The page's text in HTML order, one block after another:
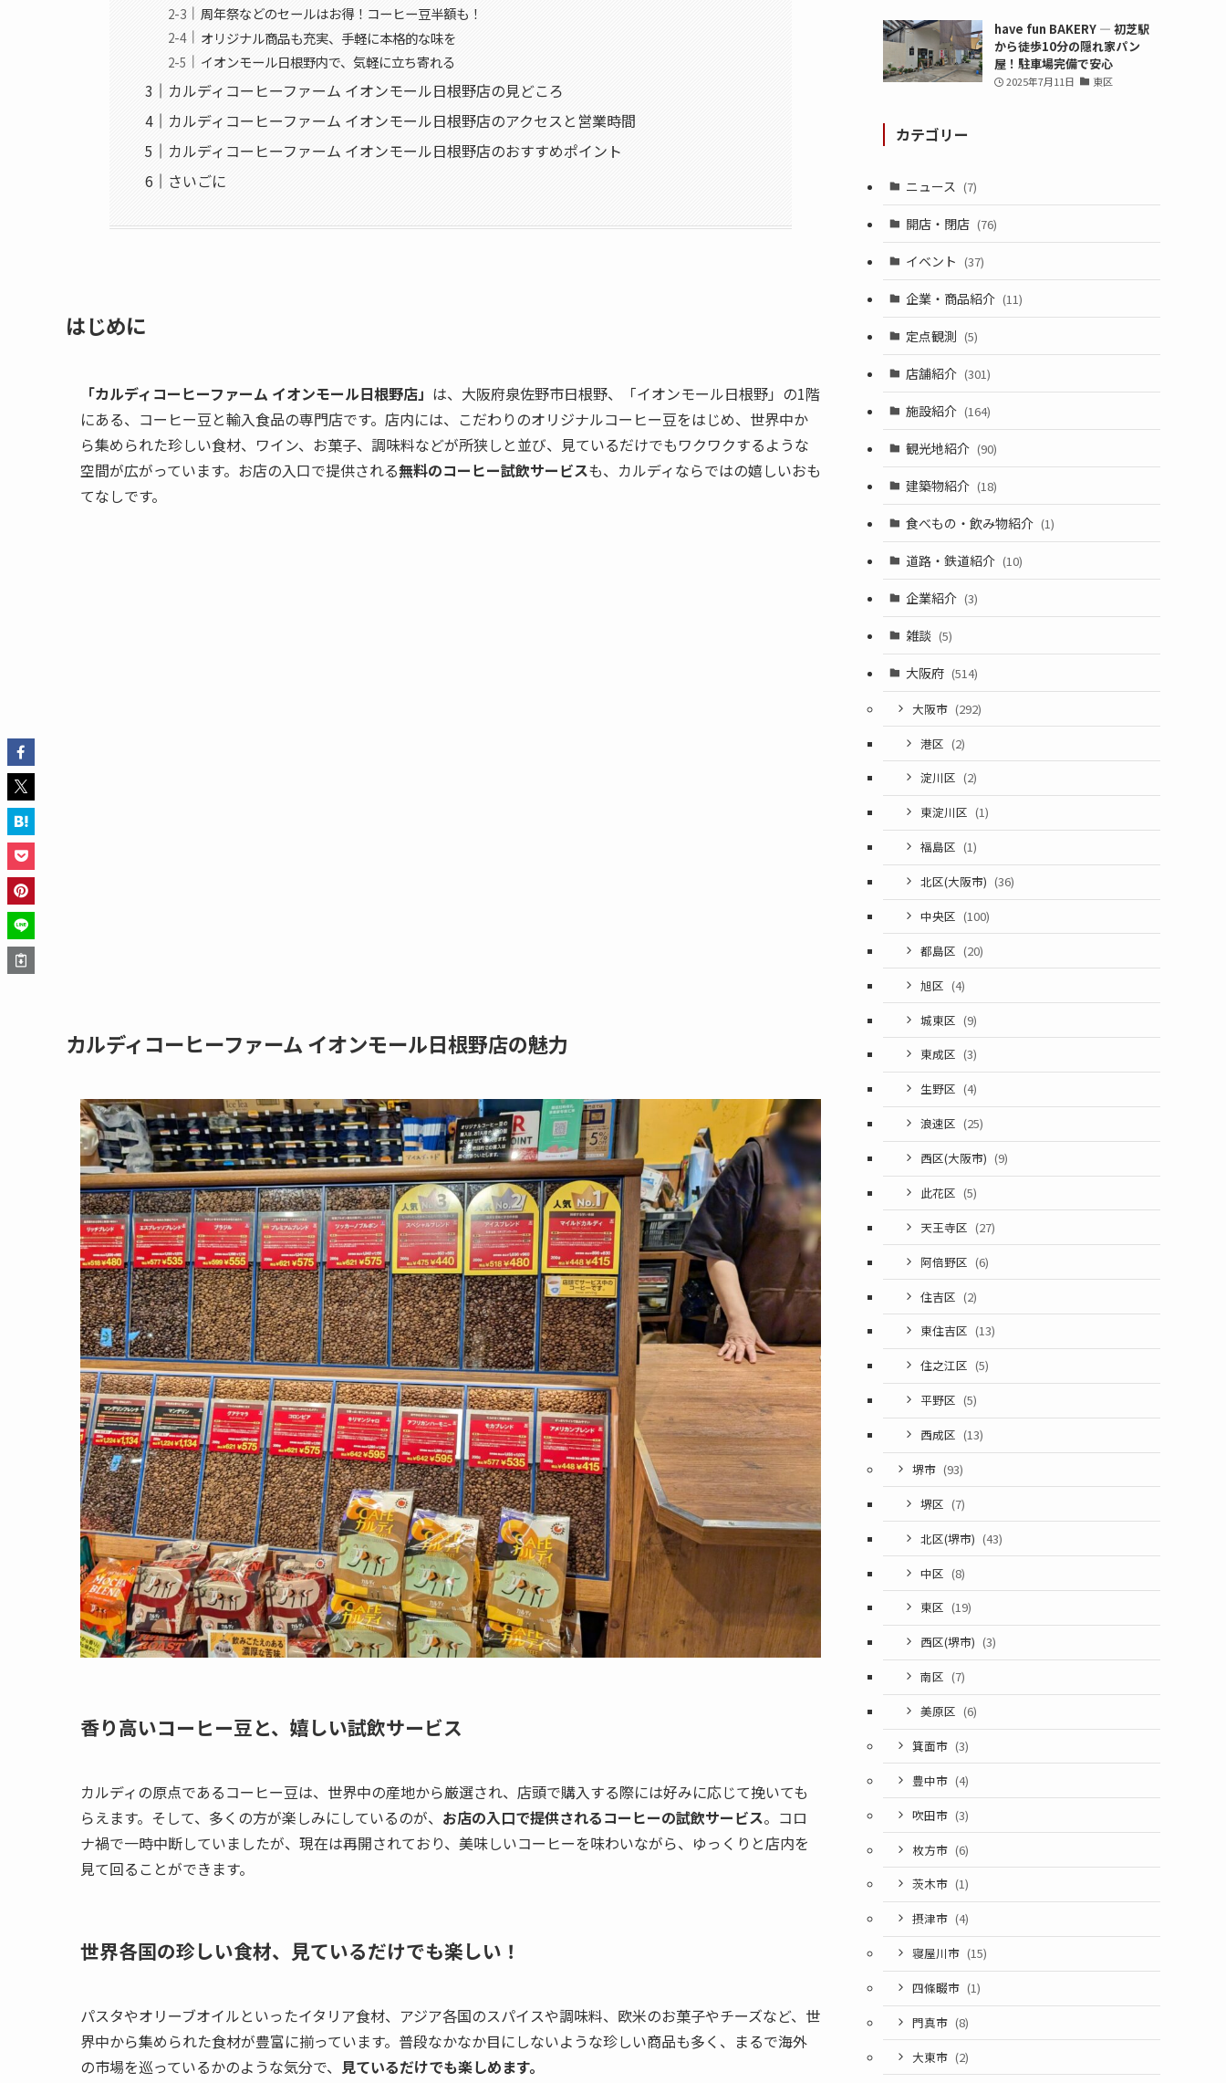
周年祭などのセールはお得！コーヒー豆半額も！
オリジナル商品も充実、手軽に本格的な味を
イオンモール日根野内で、気軽に立ち寄れる
カルディコーヒーファーム イオンモール日根野店の見どころ
カルディコーヒーファーム イオンモール日根野店のアクセスと営業時間
カルディコーヒーファーム イオンモール日根野店のおすすめポイント
さいごに
はじめに
「カルディコーヒーファーム イオンモール日根野店」 は、大阪府泉佐野市日根野、「イオンモール日根野」の1階
にある、コーヒー豆と輸入食品の専門店です。店内には、こだわりのオリジナルコーヒー豆をはじめ、世界中か
ら集められた珍しい食材、ワイン、お菓子、調味料などが所狭しと並び、見ているだけでもワクワクするような
空間が広がっています。お店の入口で提供される無料のコーヒー試飲サービスも、カルディならではの嬉しいおも
てなしです。
カルディコーヒーファーム イオンモール日根野店の魅力
香り高いコーヒー豆と、嬉しい試飲サービス
カルディの原点であるコーヒー豆は、世界中の産地から厳選され、店頭で購入する際には好みに応じて挽いても
らえます。そして、多くの方が楽しみにしているのが、 お店の入口で提供されるコーヒーの試飲サービス。コロ
ナ禍で一時中断していましたが、現在は再開されており、美味しいコーヒーを味わいながら、ゆっくりと店内を
見て回ることができます。
世界各国の珍しい食材、見ているだけでも楽しい！
パスタやオリーブオイルといったイタリア食材、アジア各国のスパイスや調味料、欧米のお菓子やチーズなど、世
界中から集められた食材が豊富に揃っています。普段なかなか目にしないような珍しい商品も多く、まるで海外
の市場を巡っているかのような気分で、 見ているだけでも楽しめます。
have fun BAKERY — 初芝駅
から徒歩10分の隠れ家パン
屋！駐車場完備で安心
2025年7月11日 東区
カテゴリー
ニュース (7)
開店・閉店 (76)
イベント (37)
企業・商品紹介 (11)
定点観測 (5)
店舗紹介 (301)
施設紹介 (164)
観光地紹介 (90)
建築物紹介 (18)
食べもの・飲み物紹介 (1)
道路・鉄道紹介 (10)
企業紹介 (3)
雑談 (5)
大阪府 (514)
大阪市 (292)
港区 (2)
淀川区 (2)
東淀川区 (1)
福島区 (1)
北区(大阪市) (36)
中央区 (100)
都島区 (20)
旭区 (4)
城東区 (9)
東成区 (3)
生野区 (4)
浪速区 (25)
西区(大阪市) (9)
此花区 (5)
天王寺区 (27)
阿倍野区 (6)
住吉区 (2)
東住吉区 (13)
住之江区 (5)
平野区 (5)
西成区 (13)
堺市 (93)
堺区 (7)
北区(堺市) (43)
中区 (8)
東区 (19)
西区(堺市) (3)
南区 (7)
美原区 (6)
箕面市 (3)
豊中市 (4)
吹田市 (3)
枚方市 (6)
茨木市 (1)
摂津市 (4)
寝屋川市 (15)
四條畷市 (1)
門真市 (8)
大東市 (2)